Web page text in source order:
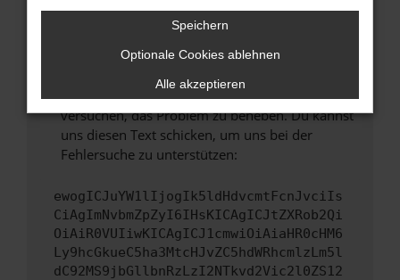
führen, dass bestimmte Funktionen nicht mehr
unterstützt werden.
Wende dich an den Webseitenbetreiber.
Wenn du alle oben genannten Schritte versucht
hast, kontaktiere uns bitte. Wir werden
versuchen, das Problem zu beheben. Du kannst
uns diesen Text schicken, um uns bei der
Fehlersuche zu unterstützen:
ewogICJuYW1lIjogIk5ldHdvcmtFcnJvciIs
CiAgImNvbmZpZyI6IHsKICAgICJtZXRob2Qi
OiAiR0VUIiwKICAgICJ1cmwiOiAiaHR0cHM6
Ly9hcGkueC5ha3MtcHJvZC5hdWRhcmlzLm5l
dC92MS9jbGllbnRzLzI2NTkvd2Vic2l0ZS12
Speichern
Optionale Cookies ablehnen
Alle akzeptieren